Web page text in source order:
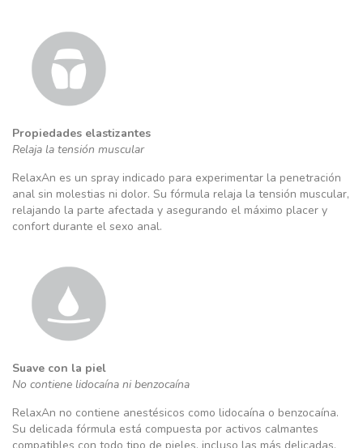
Propiedades elastizantes
Relaja la tensión muscular
RelaxAn es un spray indicado para experimentar la penetración
anal sin molestias ni dolor. Su fórmula relaja la tensión muscular,
relajando la parte afectada y asegurando el máximo placer y
confort durante el sexo anal.
Suave con la piel
No contiene lidocaína ni benzocaína
RelaxAn no contiene anestésicos como lidocaína o benzocaína.
Su delicada fórmula está compuesta por activos calmantes